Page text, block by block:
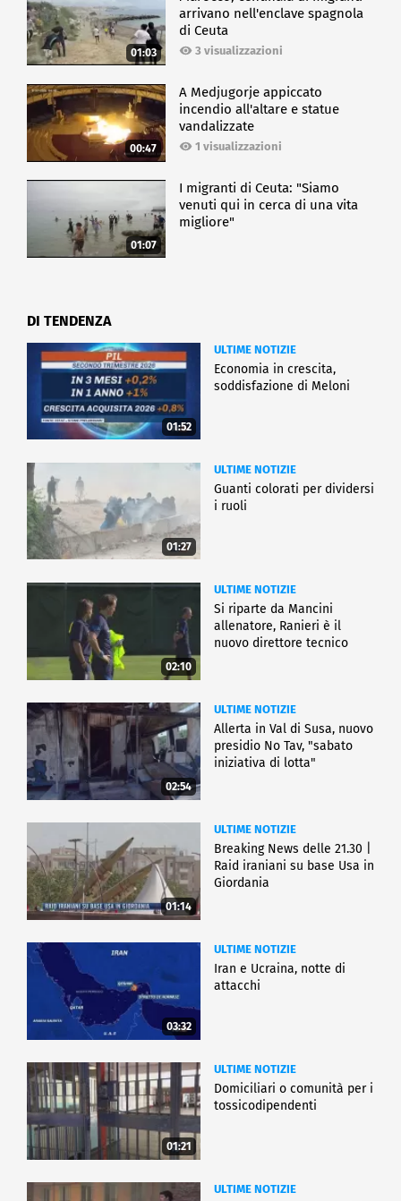
01:03
arrivano nell'enclave spagnola
di Ceuta
3 visualizzazioni
00:47
A Medjugorje appiccato
incendio all'altare e statue
vandalizzate
1 visualizzazioni
01:07
I migranti di Ceuta: "Siamo
venuti qui in cerca di una vita
migliore"
DI TENDENZA
01:52
ULTIME NOTIZIE
Economia in crescita,
soddisfazione di Meloni
01:27
ULTIME NOTIZIE
Guanti colorati per dividersi
i ruoli
02:10
ULTIME NOTIZIE
Si riparte da Mancini
allenatore, Ranieri è il
nuovo direttore tecnico
02:54
ULTIME NOTIZIE
Allerta in Val di Susa, nuovo
presidio No Tav, "sabato
iniziativa di lotta"
01:14
ULTIME NOTIZIE
Breaking News delle 21.30 |
Raid iraniani su base Usa in
Giordania
03:32
ULTIME NOTIZIE
Iran e Ucraina, notte di
attacchi
01:21
ULTIME NOTIZIE
Domiciliari o comunità per i
tossicodipendenti
ULTIME NOTIZIE